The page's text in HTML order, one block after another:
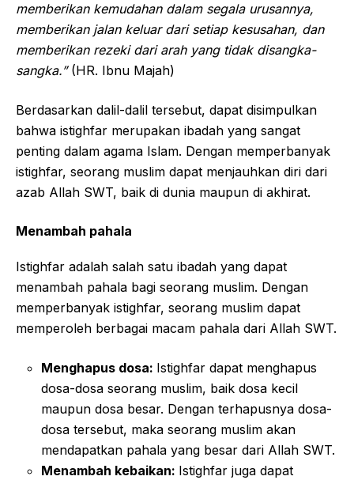
memberikan kemudahan dalam segala urusannya,
memberikan jalan keluar dari setiap kesusahan, dan
memberikan rezeki dari arah yang tidak disangka-
sangka.”(HR. Ibnu Majah)
Berdasarkan dalil-dalil tersebut, dapat disimpulkan
bahwa istighfar merupakan ibadah yang sangat
penting dalam agama Islam. Dengan memperbanyak
istighfar, seorang muslim dapat menjauhkan diri dari
azab Allah SWT, baik di dunia maupun di akhirat.
Menambah pahala
Istighfar adalah salah satu ibadah yang dapat
menambah pahala bagi seorang muslim. Dengan
memperbanyak istighfar, seorang muslim dapat
memperoleh berbagai macam pahala dari Allah SWT.
Menghapus dosa: Istighfar dapat menghapus
dosa-dosa seorang muslim, baik dosa kecil
maupun dosa besar. Dengan terhapusnya dosa-
dosa tersebut, maka seorang muslim akan
mendapatkan pahala yang besar dari Allah SWT.
Menambah kebaikan: Istighfar juga dapat